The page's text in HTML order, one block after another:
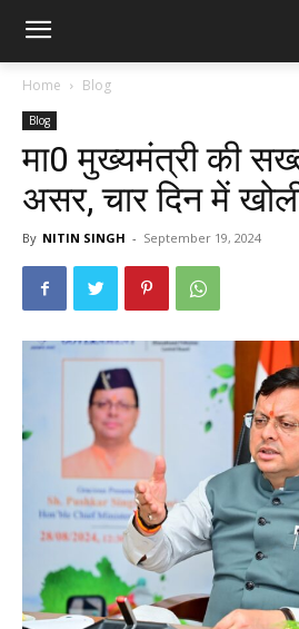
Home Blog
Blog
मा0 मुख्यमंत्री की
असर, चार दिन में
By NITIN SINGH - September 19, 2024